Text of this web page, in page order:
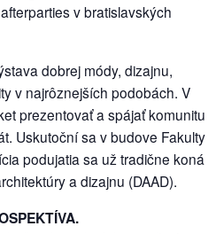
v bratislavských
dobrej módy, dizajnu,
v najrôznejších podobách. V
prezentovať a spájať komunitu
Uskutoční sa v budove Fakulty
podujatia sa už tradične koná
a dizajnu (DAAD).